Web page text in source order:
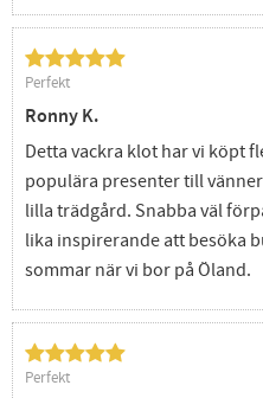
Perfekt
Ronny K.
Detta vackra klot har vi köpt
populära presenter till
lilla trädgård. Snabba väl
lika inspirerande att besöka
sommar när vi bor på Öland.
Perfekt